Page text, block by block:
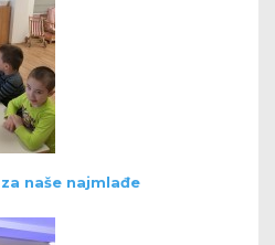
naše najmlađe